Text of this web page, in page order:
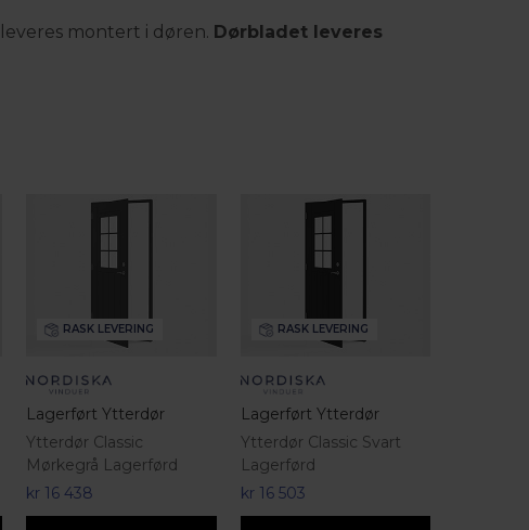
montert i døren. Dørbladet leveres
RASK LEVERING
Lagerført Ytterdør
Ytterdør Classic
Mørkegrå Lagerførd
kr 16 438
RASK LEVERING
Lagerført Ytterdør
Ytterdør Classic Svart
Lagerførd
kr 16 503